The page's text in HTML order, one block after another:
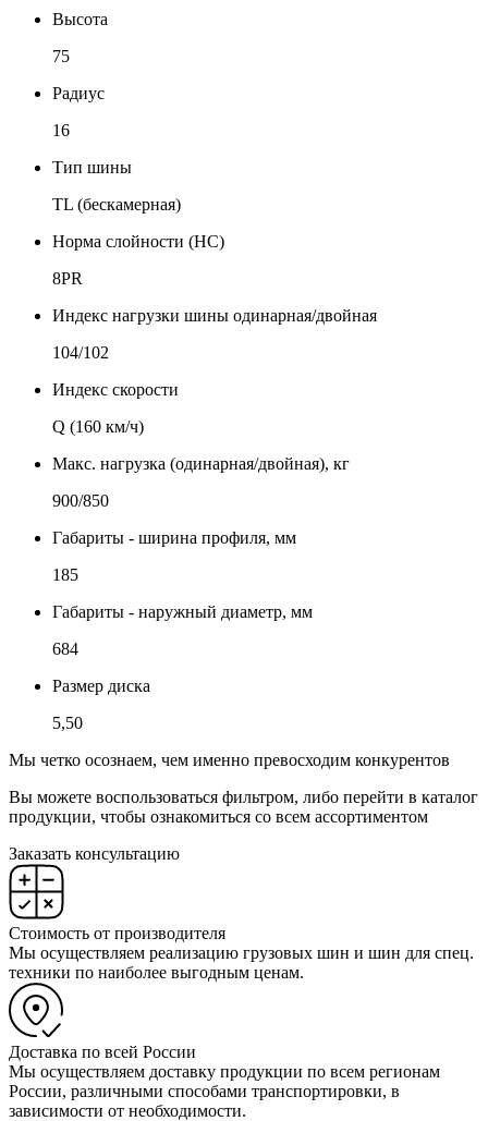
Высота
75
Радиус
16
Тип шины
TL (бескамерная)
Норма слойности (НС)
8PR
Индекс нагрузки шины одинарная/двойная
104/102
Индекс скорости
Q (160 км/ч)
Макс. нагрузка (одинарная/двойная), кг
900/850
Габариты - ширина профиля, мм
185
Габариты - наружный диаметр, мм
684
Размер диска
5,50
Мы четко осознаем, чем именно превосходим конкурентов
Вы можете воспользоваться фильтром, либо перейти в каталог
продукции, чтобы ознакомиться со всем ассортиментом
Заказать консультацию
Стоимость от производителя
Мы осуществляем реализацию грузовых шин и шин для спец.
техники по наиболее выгодным ценам.
Доставка по всей России
Мы осуществляем доставку продукции по всем регионам
России, различными способами транспортировки, в
зависимости от необходимости.